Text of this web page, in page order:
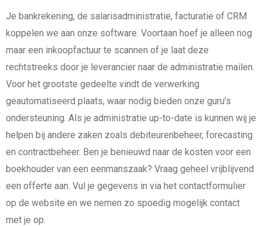
Je bankrekening, de salarisadministratie, facturatie of CRM
koppelen we aan onze software. Voortaan hoef je alleen nog
maar een inkoopfactuur te scannen of je laat deze
rechtstreeks door je leverancier naar de administratie mailen.
Voor het grootste gedeelte vindt de verwerking
geautomatiseerd plaats, waar nodig bieden onze guru’s
ondersteuning. Als je administratie up-to-date is kunnen wij je
helpen bij andere zaken zoals debiteurenbeheer, forecasting
en contractbeheer. Ben je benieuwd naar de kosten voor een
boekhouder van een eenmanszaak? Vraag geheel vrijblijvend
een offerte aan. Vul je gegevens in via het contactformulier
op de website en we nemen zo spoedig mogelijk contact
met je op.